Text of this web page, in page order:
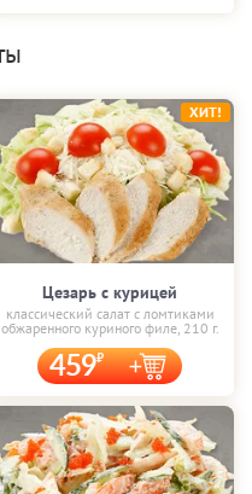
Цезарь с курицей
классический салат с ломтиками
обжаренного куриного филе, 210 г.
459
ХИТ!